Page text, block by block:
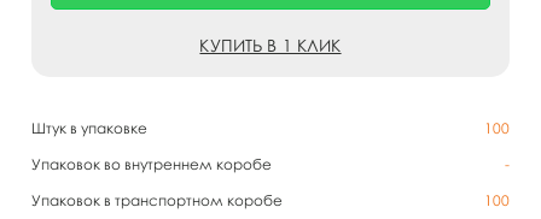
Штук в упаковке
100
Упаковок во внутреннем коробе
-
Упаковок в транспортном коробе
100
КУПИТЬ В 1 КЛИК